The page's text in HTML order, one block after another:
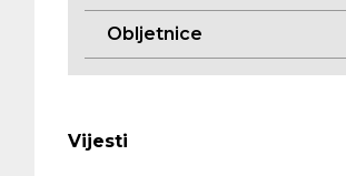
Obljetnice
Vijesti